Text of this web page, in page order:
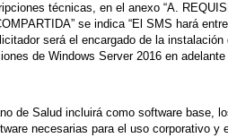
técnicas, en el anexo “A.
se indica “El SMS hará
será el encargado de la
de Windows Server 2016 en
de Salud incluirá como software base,
necesarias para el uso corporativo y